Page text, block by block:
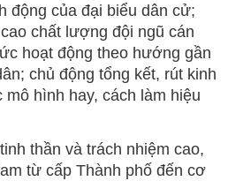
động của đại biểu dân cử;
chất lượng đội ngũ cán
hoạt động theo hướng gần
chủ động tổng kết, rút kinh
mô hình hay, cách làm hiệu
thần và trách nhiệm cao,
từ cấp Thành phố đến cơ